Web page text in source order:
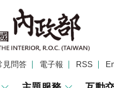
見問答 電子報 RSS